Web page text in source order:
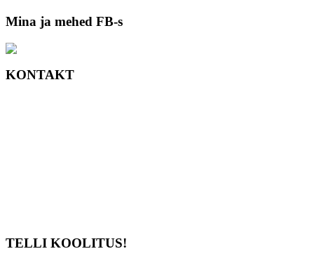
Mina ja mehed FB-s
KONTAKT
TELLI KOOLITUS!